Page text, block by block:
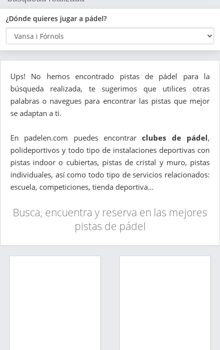
¿Dónde quieres jugar a pádel?
Ups! No hemos encontrado pistas de pádel para la
búsqueda realizada, te sugerimos que utilices otras
palabras o navegues para encontrar las pistas que mejor
se adaptan a ti.
En padelen.com puedes encontrarclubes de pádel,
polideportivos y todo tipo de instalaciones deportivas con
pistas indoor o cubiertas, pistas de cristal y muro, pistas
individuales, así como todo tipo de servicios relacionados:
escuela, competiciones, tienda deportiva...
Busca, encuentra y reserva en las mejores
pistas de pádel